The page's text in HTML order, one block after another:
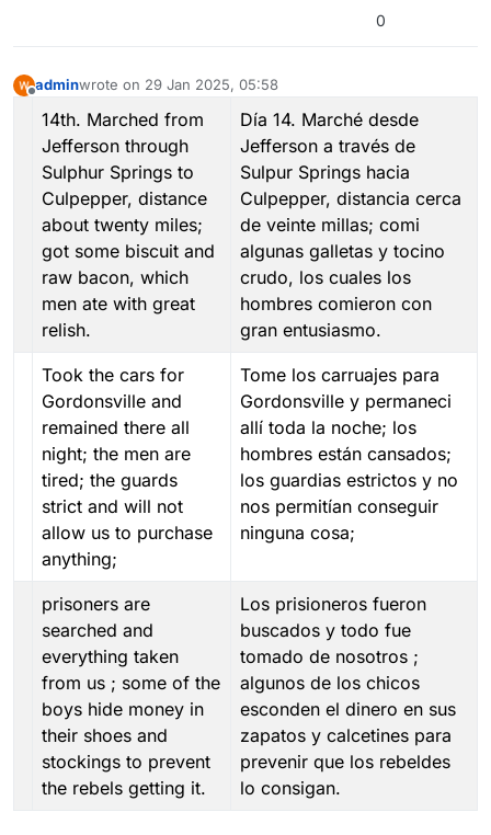
0
adminwrote on 29 Jan 2025, 05:58
last edited by
14th. Marched from
Jefferson through
Sulphur Springs to
Culpepper, distance
about twenty miles;
got some biscuit and
raw bacon, which
men ate with great
relish.
Día 14. Marché desde
Jefferson a través de
Sulpur Springs hacia
Culpepper, distancia cerca
de veinte millas; comi
algunas galletas y tocino
crudo, los cuales los
hombres comieron con
gran entusiasmo.
Took the cars for
Gordonsville and
remained there all
night; the men are
tired; the guards
strict and will not
allow us to purchase
anything;
Tome los carruajes para
Gordonsville y permaneci
allí toda la noche; los
hombres están cansados;
los guardias estrictos y no
nos permitían conseguir
ninguna cosa;
prisoners are
searched and
everything taken
from us ; some of the
boys hide money in
their shoes and
stockings to prevent
the rebels getting it.
Los prisioneros fueron
buscados y todo fue
tomado de nosotros ;
algunos de los chicos
esconden el dinero en sus
zapatos y calcetines para
prevenir que los rebeldes
lo consigan.